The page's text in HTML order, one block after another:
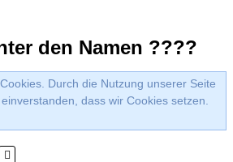
den Namen ????
Durch die Nutzung unserer Seite
dass wir Cookies setzen.